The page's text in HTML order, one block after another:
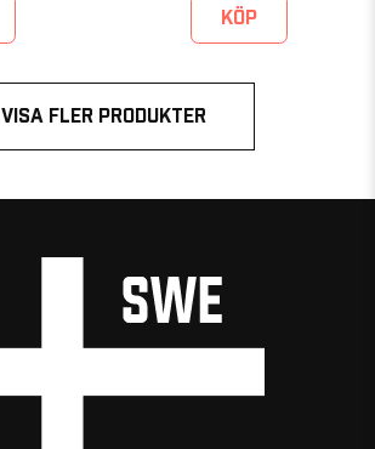
KÖP
VISA FLER PRODUKTER